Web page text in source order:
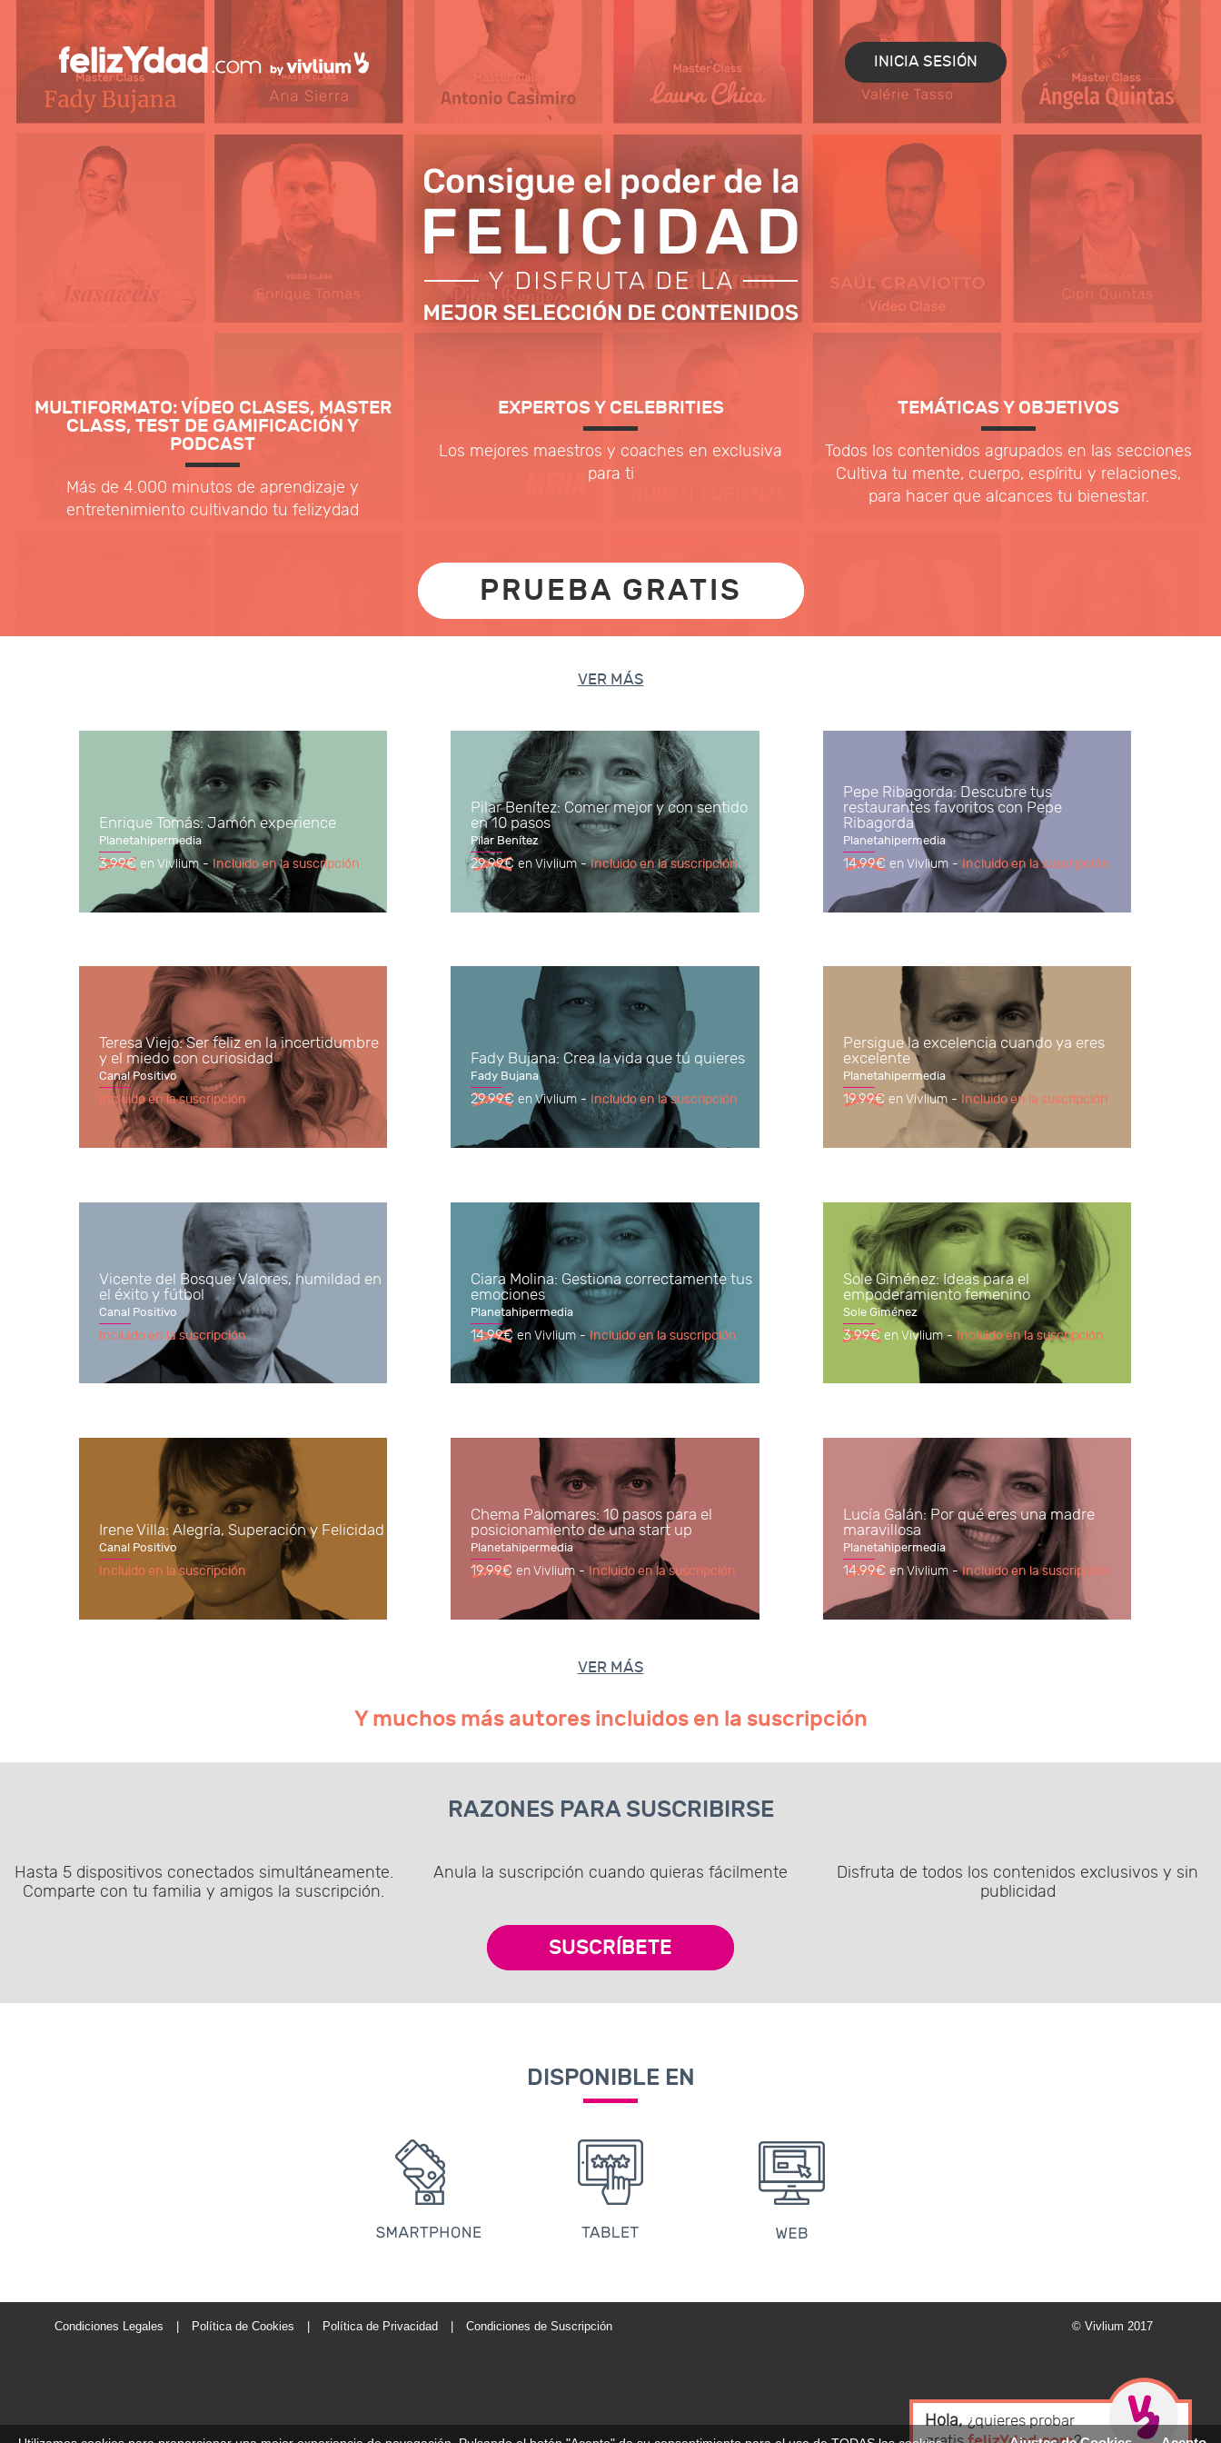
INICIA SESIÓN
MULTIFORMATO: VÍDEO CLASES, MASTER
CLASS, TEST DE GAMIFICACIÓN Y
PODCAST
Más de 4.000 minutos de aprendizaje y
entretenimiento cultivando tu felizydad
EXPERTOS Y CELEBRITIES
Los mejores maestros y coaches en exclusiva
para ti
TEMÁTICAS Y OBJETIVOS
Todos los contenidos agrupados en las secciones
Cultiva tu mente, cuerpo, espíritu y relaciones,
para hacer que alcances tu bienestar.
PRUEBA GRATIS
VER MÁS
Enrique Tomás: Jamón experience
Planetahipermedia
3.99€ en Vivlium -Incluido en la suscripción
Pilar Benítez: Comer mejor y con sentido
en 10 pasos
Pilar Benítez
29.99€ en Vivlium -Incluido en la suscripción
Pepe Ribagorda: Descubre tus
restaurantes favoritos con Pepe
Ribagorda
Planetahipermedia
14.99€ en Vivlium - Incluido en la suscripción
Teresa Viejo: Ser feliz en la incertidumbre
y el miedo con curiosidad
Canal Positivo
Incluido en la suscripción
Fady Bujana: Crea la vida que tú quieres
Fady Bujana
29.99€ en Vivlium - Incluido en la suscripción
Persigue la excelencia cuando ya eres
excelente
Planetahipermedia
19.99€ en Vivlium - Incluido en la suscripción
Vicente del Bosque: Valores, humildad en
el éxito y fútbol
Canal Positivo
Incluido en la suscripción
Ciara Molina: Gestiona correctamente tus
emociones
Planetahipermedia
14.99€ en Vivlium -Incluido en la suscripción
Sole Giménez: Ideas para el
empoderamiento femenino
Sole Giménez
3.99€en Vivlium -Incluido en la suscripción
Irene Villa: Alegría, Superación y Felicidad
Canal Positivo
Incluido en la suscripción
Chema Palomares: 10 pasos para el
posicionamiento de una start up
Planetahipermedia
19.99€ en Vivlium - Incluido en la suscripción
Lucía Galán: Por qué eres una madre
maravillosa
Planetahipermedia
14.99€ en Vivlium -Incluido en la suscripción
VER MÁS
Y muchos más autores incluidos en la suscripción
RAZONES PARA SUSCRIBIRSE
Hasta 5 dispositivos conectados simultáneamente
Comparte con tu familia y amigos la suscripción.
Anula la suscripción cuando quieras fácilmente
Disfruta de todos los contenidos exclusivos y sin
publicidad
SUSCRÍBETE
DISPONIBLE EN
Condiciones Legales | Política de Cookies | Política de Privacidad | Condiciones de Suscripción © Vivlium 2017
Hola, ¿quieres probar